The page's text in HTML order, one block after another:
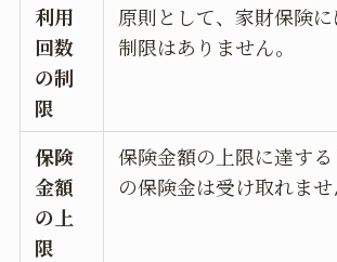
利用
回数
の制
限
原則として、家財保険
制限はありません。
保険
金額
の上
限
保険金額の上限に達す
の保険金は受け取れませ